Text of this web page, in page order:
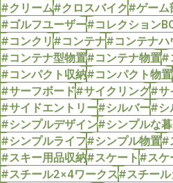
#クリーム#クロスバイク#ゲーム
#ゴルフユーザー#コレクション
#コンクリ#コンテナ#コンテナハ
#コンテナ型物置#コンテナ物置#
#コンパクト収納#コンパクト物置
#サーフボード#サイクリング#サ
#サイドエントリー#シルバー#シ
#シンプルデザイン#シンプルな
#シンプルライフ#シンプル物置#
#スキー用品収納#スケート#スケ
#スチール2×4ワークス#スチール